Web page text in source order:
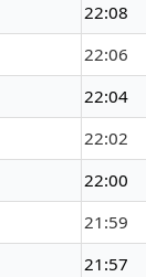
22:08
22:06
22:04
22:02
22:00
21:59
21:57